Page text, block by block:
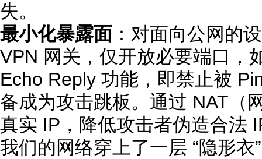
失。
最小化暴露面 ：对面向公网的
VPN 网关，仅开放必要端口，
Echo Reply 功能，即禁止被
备成为攻击跳板。通过 NAT（
真实 IP，降低攻击者伪造合法
我们的网络穿上了一层 “隐形